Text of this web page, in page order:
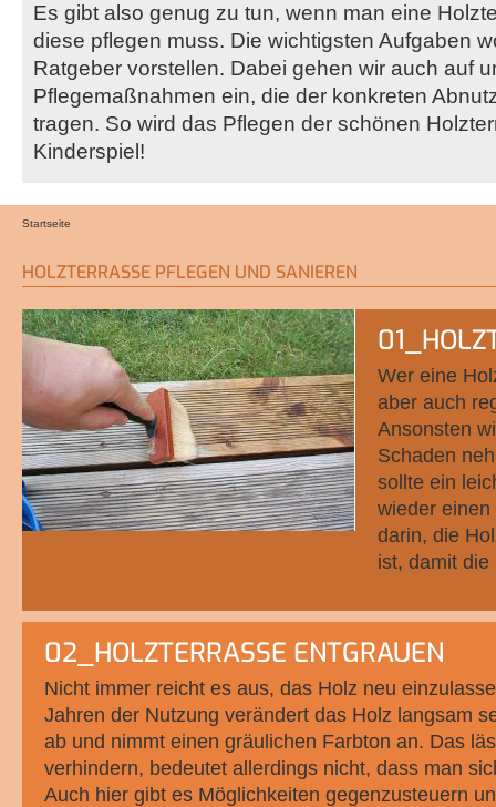
Es gibt also genug zu tun, wenn man eine
diese pflegen muss. Die wichtigsten Aufgaben
Ratgeber vorstellen. Dabei gehen wir auch auf
Pflegemaßnahmen ein, die der konkreten
tragen. So wird das Pflegen der schönen
Kinderspiel!
Startseite
HOLZTERRASSE PFLEGEN UND SANIEREN
Wer eine
aber auch
Ansonsten
Schaden
sollte ein
wieder
darin, die
ist, damit
02_HOLZTERRASSE ENTGRAUEN
Nicht immer reicht es aus, das Holz neu
Jahren der Nutzung verändert das Holz langsam
ab und nimmt einen gräulichen Farbton an. Das
verhindern, bedeutet allerdings nicht, dass man
Auch hier gibt es Möglichkeiten gegenzusteuern